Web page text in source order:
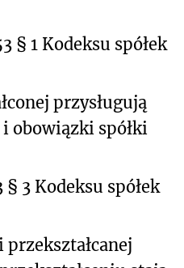
§ 1 Kodeksu spółek
przysługują
obowiązki spółki
§ 3 Kodeksu spółek